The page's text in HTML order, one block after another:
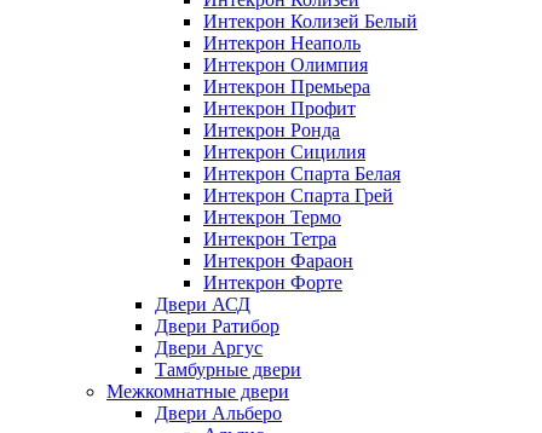
Интекрон Колизей Белый
Интекрон Неаполь
Интекрон Олимпия
Интекрон Премьера
Интекрон Профит
Интекрон Ронда
Интекрон Сицилия
Интекрон Спарта Белая
Интекрон Спарта Грей
Интекрон Термо
Интекрон Тетра
Интекрон Фараон
Интекрон Форте
Двери АСД
Двери Ратибор
Двери Аргус
Тамбурные двери
Межкомнатные двери
Двери Альберо